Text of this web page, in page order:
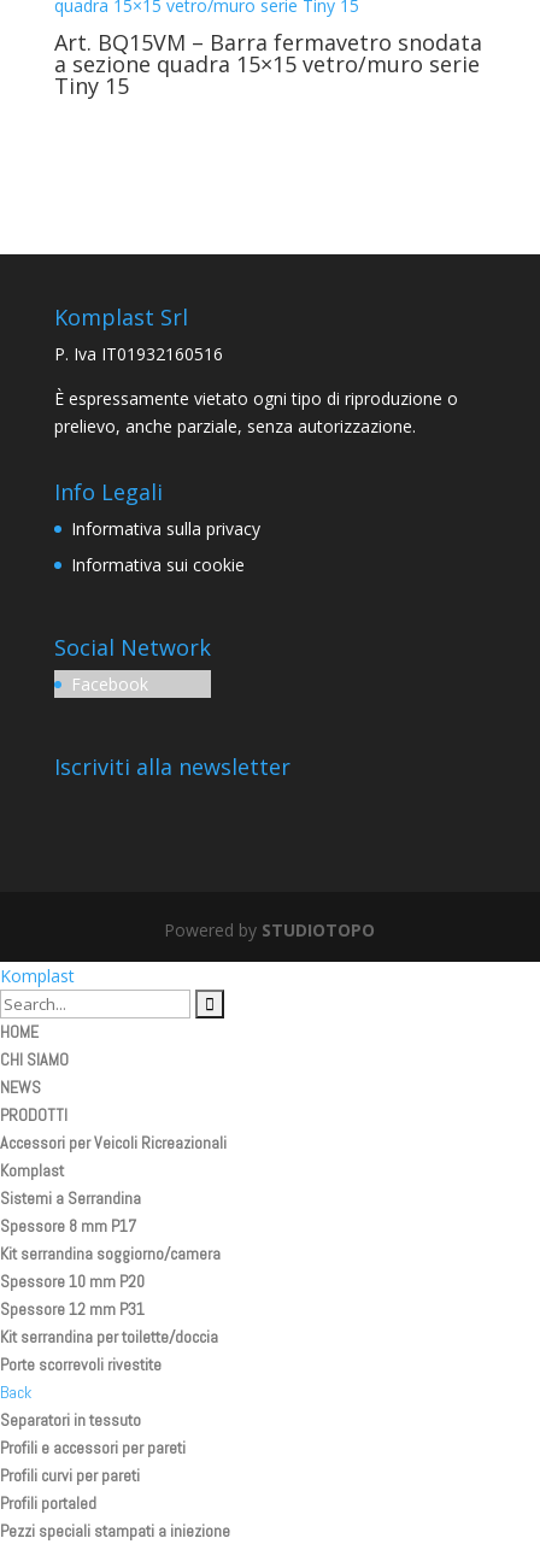
Art. BQ15VM – Barra fermavetro snodata
a sezione quadra 15×15 vetro/muro serie
Tiny 15
Komplast Srl
P. Iva IT01932160516
È espressamente vietato ogni tipo di riproduzione o
prelievo, anche parziale, senza autorizzazione.
Info Legali
Informativa sulla privacy
Informativa sui cookie
Social Network
Facebook
Iscriviti alla newsletter
Powered by STUDIOTOPO
Komplast
HOME
CHI SIAMO
NEWS
PRODOTTI
Accessori per Veicoli Ricreazionali
Komplast
Sistemi a Serrandina
Spessore 8 mm P17
Kit serrandina soggiorno/camera
Spessore 10 mm P20
Spessore 12 mm P31
Kit serrandina per toilette/doccia
Porte scorrevoli rivestite
Back
Separatori in tessuto
Profili e accessori per pareti
Profili curvi per pareti
Profili portaled
Pezzi speciali stampati a iniezione